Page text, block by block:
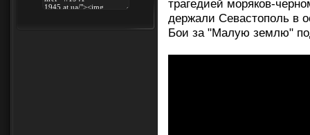
трагедией моряков-
держали Севастополь в
Бои за "Малую землю"